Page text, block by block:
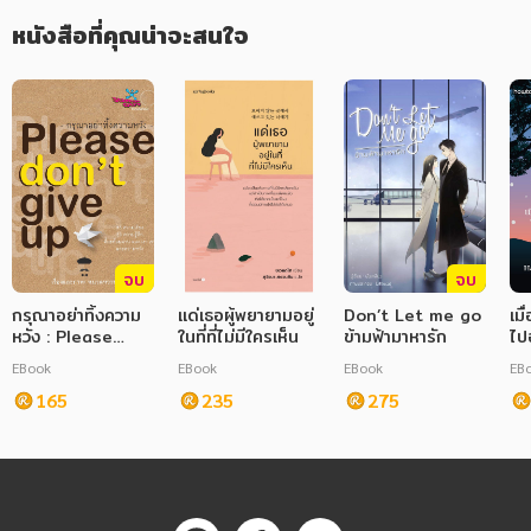
หนังสือที่คุณน่าจะสนใจ
จบ
กรุณาอย่าทิ้งความ
หวัง : Please
don’t give up
EBook
165
แด่เธอผู้พยายามอยู่
ในที่ที่ไม่มีใครเห็น
EBook
235
จบ
Don’t Let me go
ข้ามฟ้ามาหารัก
EBook
275
เ
ไ